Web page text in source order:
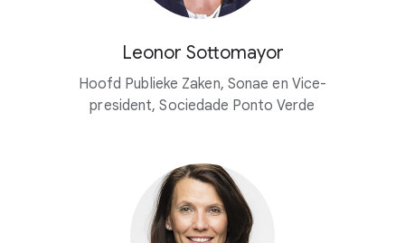
Leonor Sottomayor
Hoofd Publieke Zaken, Sonae en Vice-
president, Sociedade Ponto Verde